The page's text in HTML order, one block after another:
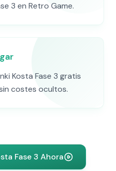
3 en Retro Game.
Kosta Fase 3 gratis
costes ocultos.
Fase 3 Ahora